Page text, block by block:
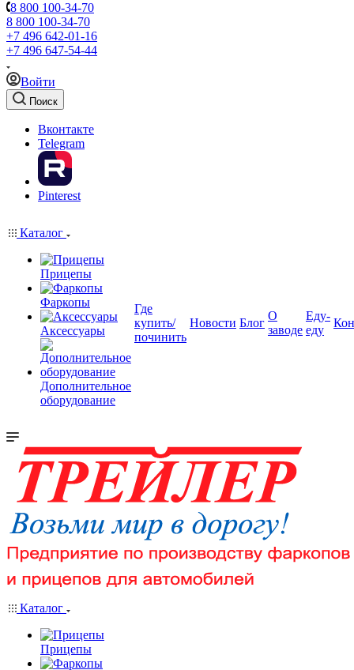
8 800 100-34-70
8 800 100-34-70
+7 496 642-01-16
+7 496 647-54-44
Войти
Поиск
Вконтакте
Telegram
Pinterest
Каталог
Прицепы
Фаркопы
Аксессуары
Дополнительное
оборудование
Где
купить/
починить
Новости Блог
О
заводе
Еду-
еду
Каталог
Прицепы